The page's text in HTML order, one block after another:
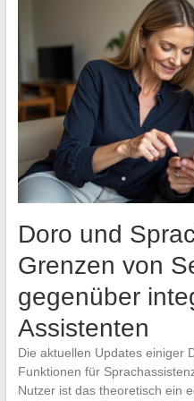
Doro und
Grenzen von
gegenüber
Assistenten
Die aktuellen Updates einiger
Funktionen für
Nutzer ist das theoretisch ein